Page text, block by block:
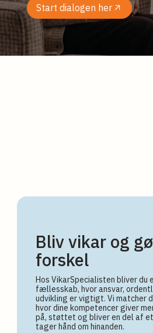
Start dialogen her
Bliv vikar og
forskel
Hos VikarSpecialisten bliver du
fællesskab, hvor ansvar,
udvikling er vigtigt. Vi matcher
hvor dine kompetencer giver
på, støttet og bliver en del af
tager hånd om hinanden.